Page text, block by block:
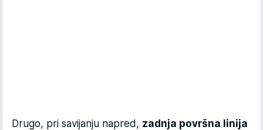
Drugo, pri savijanju napred, zadnja površna linija